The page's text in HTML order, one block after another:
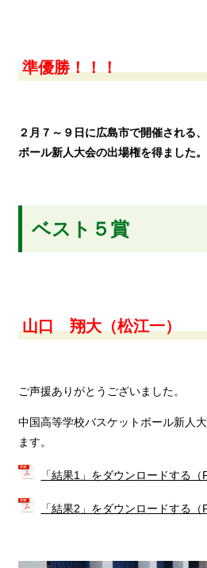
準優勝！！！
２月７～９日に広島市で開催される
ボール新人大会の出場権を得ました。
ベスト５賞
山口 翔大（松江一）
ご声援ありがとうございました。
中国高等学校バスケットボール新人
ます。
「結果1」をダウンロードする（
「結果2」をダウンロードする（